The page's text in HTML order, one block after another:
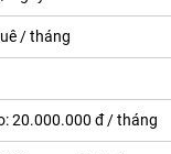
/ tháng
20.000.000 đ / tháng